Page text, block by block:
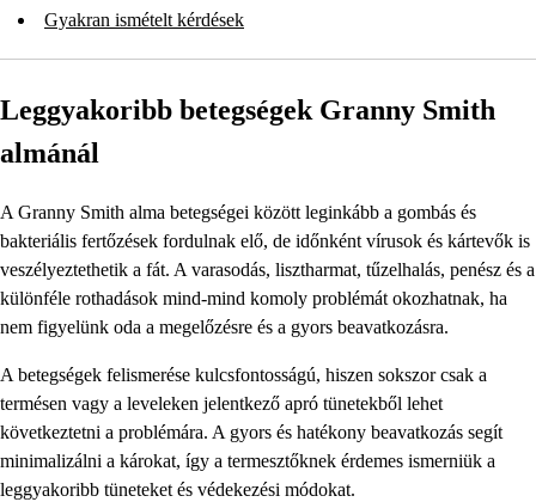
Gyakran ismételt kérdések
Leggyakoribb betegségek Granny Smith
almánál
A Granny Smith alma betegségei között leginkább a gombás és
bakteriális fertőzések fordulnak elő, de időnként vírusok és kártevők is
veszélyeztethetik a fát. A varasodás, lisztharmat, tűzelhalás, penész és a
különféle rothadások mind-mind komoly problémát okozhatnak, ha
nem figyelünk oda a megelőzésre és a gyors beavatkozásra.
A betegségek felismerése kulcsfontosságú, hiszen sokszor csak a
termésen vagy a leveleken jelentkező apró tünetekből lehet
következtetni a problémára. A gyors és hatékony beavatkozás segít
minimalizálni a károkat, így a termesztőknek érdemes ismerniük a
leggyakoribb tüneteket és védekezési módokat.